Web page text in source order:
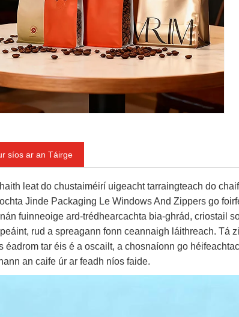
síos ar an Táirge
leat do chustaiméirí uigeacht tarraingteach do
Jinde Packaging Le Windows And Zippers go
fuinneoige ard-trédhearcachta bia-ghrád, criostail
rud a spreagann fonn ceannaigh láithreach. Tá
éadrom tar éis é a oscailt, a chosnaíonn go
an caife úr ar feadh níos faide.